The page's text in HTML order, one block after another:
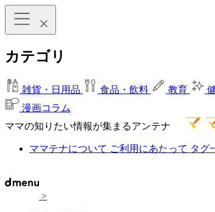
カテゴリ
雑貨・日用品 食品・飲料 教育
漫画コラム
ママの知りたい情報が集まるアンテナ
ママテナについて ご利用にあたって タグ
>